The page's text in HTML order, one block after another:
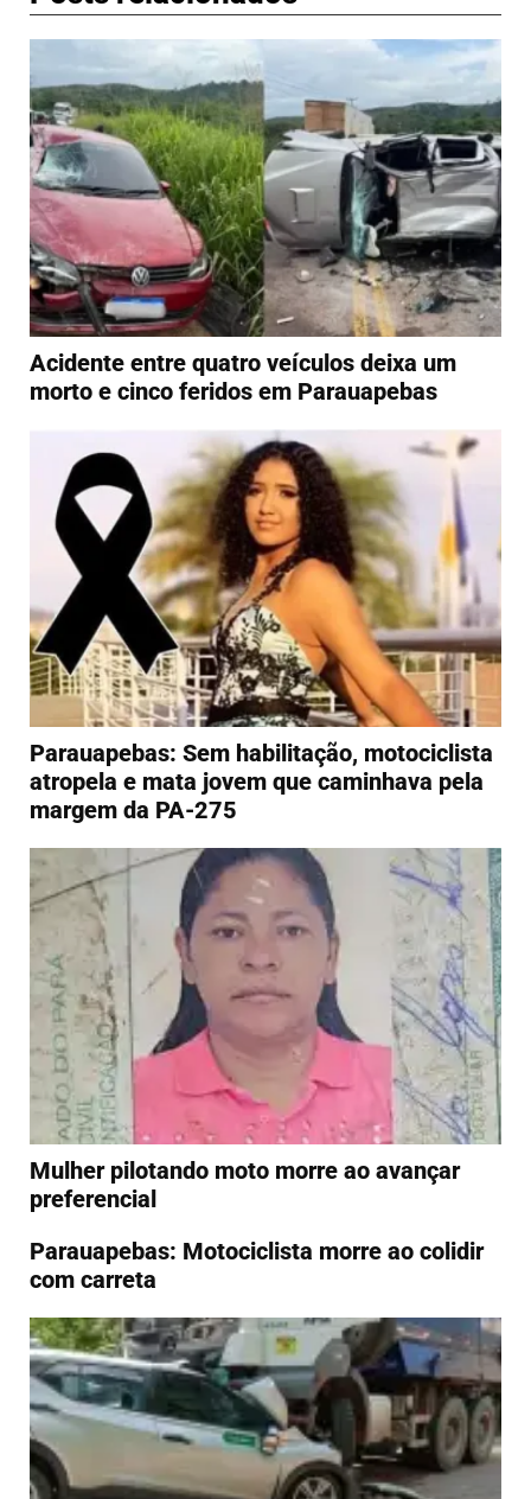
Acidente entre quatro veículos deixa um
morto e cinco feridos em Parauapebas
Parauapebas: Sem habilitação, motociclista
atropela e mata jovem que caminhava pela
margem da PA-275
Mulher pilotando moto morre ao avançar
preferencial
Parauapebas: Motociclista morre ao colidir
com carreta